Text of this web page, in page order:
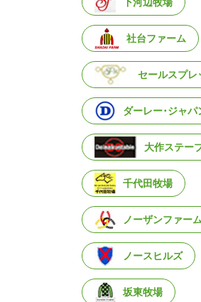
社台ファーム
セールスプレ
ダーレー･ジャパ
大作ステー
千代田牧場
ノーザンファーム
ノースヒルズ
坂東牧場